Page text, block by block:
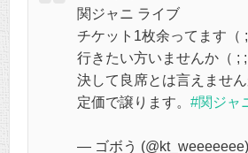
関ジャニ ライブ
チケット1枚余ってます（ ;
行きたい方いませんか（ ; ;
決して良席とは言えませ
定価で譲ります。 #関ジャ
— ゴボう (@kt_weeeeeee)